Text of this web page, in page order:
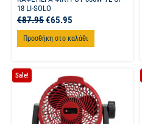
18 LI-SOLO
€87.95€65.95
Προσθήκη στο καλάθι
Sale!